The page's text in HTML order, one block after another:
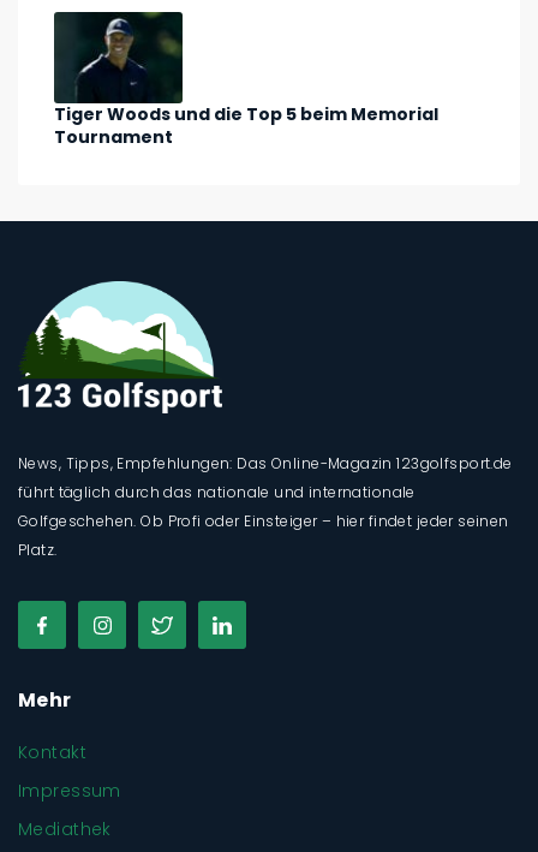
Tiger Woods und die Top 5 beim Memorial
Tournament
News, Tipps, Empfehlungen: Das Online-Magazin 123golfsport.de
führt täglich durch das nationale und internationale
Golfgeschehen. Ob Profi oder Einsteiger – hier findet jeder seinen
Platz.
Mehr
Kontakt
Impressum
Mediathek